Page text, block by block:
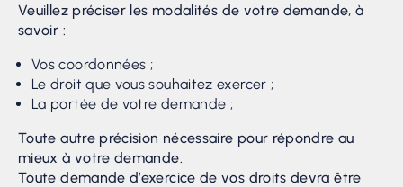
Veuillez préciser les modalités de votre demande, à
savoir :
Vos coordonnées ;
Le droit que vous souhaitez exercer ;
La portée de votre demande ;
Toute autre précision nécessaire pour répondre au
mieux à votre demande.
Toute demande d’exercice de vos droits devra être